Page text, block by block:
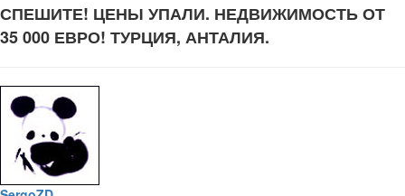
СПЕШИТЕ! ЦЕНЫ УПАЛИ. НЕДВИЖИМОСТЬ ОТ
35 000 ЕВРО! ТУРЦИЯ, АНТАЛИЯ.